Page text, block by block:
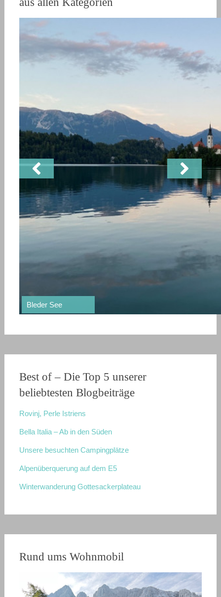
Südtirol
Alberobello
Bleder See
Matera
Vesuv
Pompeji
Unsere besuchten Campingplätze
Venedig
Nationalpark Plitvicer Seen
Drei Zinnen
Wandern auf dem Soča-Trail
Best of – Die Top 5 unserer
beliebtesten Blogbeiträge
Rovinj, Perle Istriens
Bella Italia – Ab in den Süden
Unsere besuchten Campingplätze
Alpenüberquerung auf dem E5
Winterwanderung Gottesackerplateau
Rund ums Wohnmobil